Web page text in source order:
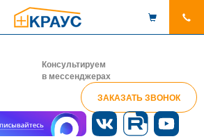
Консультируем
в мессенджерах
ЗАКАЗАТЬ ЗВОНОК